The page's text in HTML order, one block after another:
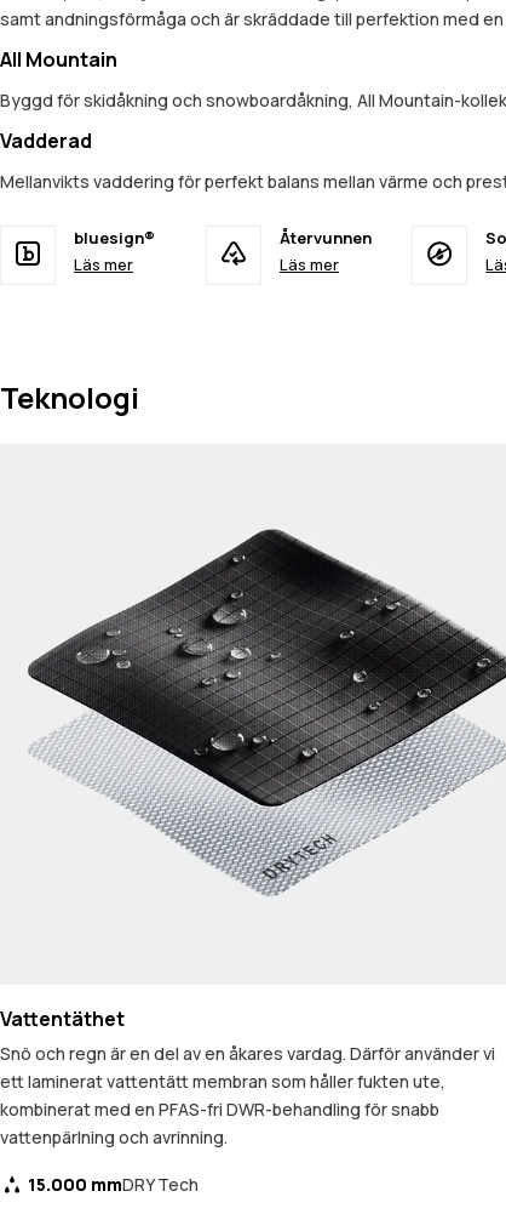
samt andningsförmåga och är skräddade till perfektion med
All Mountain
Byggd för skidåkning och snowboardåkning, All Mountain-
Vadderad
Mellanvikts vaddering för perfekt balans mellan värme och
bluesign®
Läs mer
Återvunnen
Läs mer
Teknologi
Vattentäthet
Snö och regn är en del av en åkares vardag. Därför använder vi
ett laminerat vattentätt membran som håller fukten ute,
kombinerat med en PFAS-fri DWR-behandling för snabb
vattenpärlning och avrinning.
15.000 mmDRY Tech